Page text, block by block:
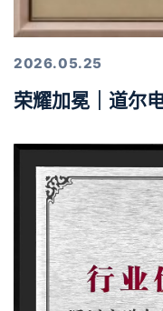
2026.05.25
荣耀加冕｜道尔